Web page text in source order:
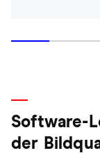
Software-
der